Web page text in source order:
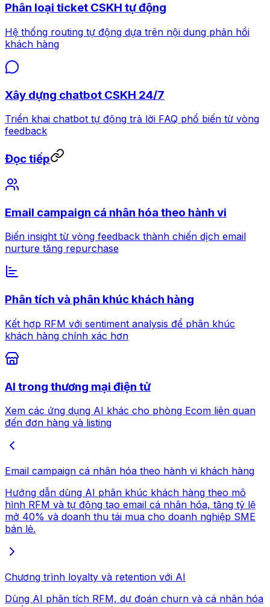
Phân loại ticket CSKH tự động
Hệ thống routing tự động dựa trên nội dung phản hồi
khách hàng
Xây dựng chatbot CSKH 24/7
Triển khai chatbot tự động trả lời FAQ phổ biến từ vòng
feedback
Đọc tiếp
Email campaign cá nhân hóa theo hành vi
Biến insight từ vòng feedback thành chiến dịch email
nurture tăng repurchase
Phân tích và phân khúc khách hàng
Kết hợp RFM với sentiment analysis để phân khúc
khách hàng chính xác hơn
AI trong thương mại điện tử
Xem các ứng dụng AI khác cho phòng Ecom liên quan
đến đơn hàng và listing
Email campaign cá nhân hóa theo hành vi khách hàng
Hướng dẫn dùng AI phân khúc khách hàng theo mô
hình RFM và tự động tạo email cá nhân hóa, tăng tỷ lệ
mở 40% và doanh thu tái mua cho doanh nghiệp SME
bán lẻ.
Chương trình loyalty và retention với AI
Dùng AI phân tích RFM, dự đoán churn và cá nhân hóa